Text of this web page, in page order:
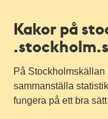
Kakor på
På Stockholmskällan
sammanställa
fungera på ett bra